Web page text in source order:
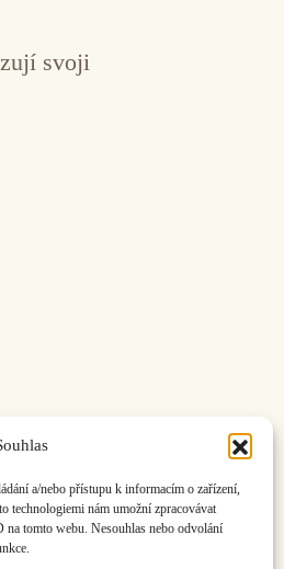
a/nebo přístupu k informacím o zařízení,
technologiemi nám umožní zpracovávat
na tomto webu. Nesouhlas nebo odvolání
svoji